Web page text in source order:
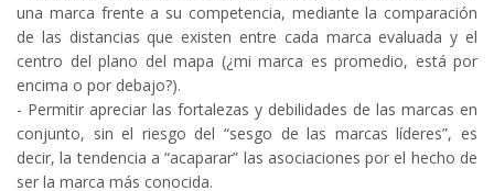
una marca frente a su competencia, mediante la comparación
de las distancias que existen entre cada marca evaluada y el
centro del plano del mapa (¿mi marca es promedio, está por
encima o por debajo?).
- Permitir apreciar las fortalezas y debilidades de las marcas en
conjunto, sin el riesgo del “sesgo de las marcas líderes”, es
decir, la tendencia a “acaparar” las asociaciones por el hecho de
ser la marca más conocida.